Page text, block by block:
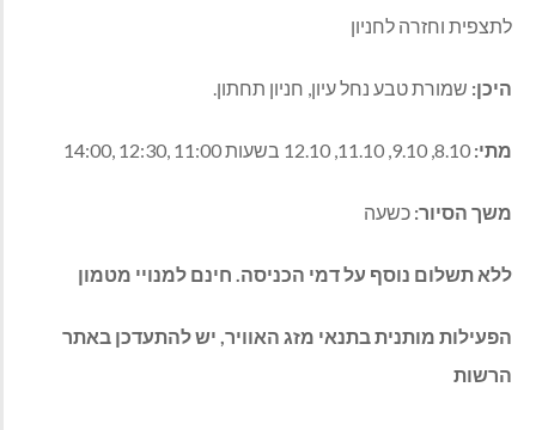
לתצפית וחזרה לחניון
היכן: שמורת טבע נחל עיון, חניון תחתון.
מתי:
משך הסיור: כשעה
ללא תשלום נוסף על דמי הכניסה. חינם למנויי מטמון
הפעילות מותנית בתנאי מזג האוויר, יש להתעדכן באתר
הרשות